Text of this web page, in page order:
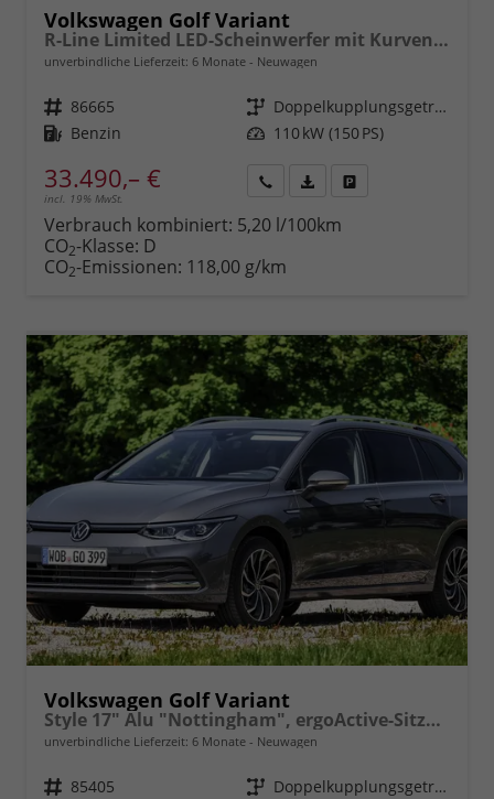
Volkswagen Golf Variant
R-Line Limited LED-Scheinwerfer mit Kurvenlicht, Schlechtwetterscheinwerfer, LED-Beleuchtung des Kühlergrills + Markenlogos vorn, 18 "Leichtmetallfelgen York, Reifen 225/40 R18, Sportsitze, Sportfahrwerk, Abgedunkelte Scheiben, Adaptiver Tempomat ACC, Digital Cockpit P
unverbindliche Lieferzeit: 6 Monate Neuwagen
Fahrzeugnr. 86665 Getriebe
Doppelkupplungsgetriebe (DSG)
Kraftstoff Benzin Leistung 110 kW (150 PS)
33.490,– €
incl. 19% MwSt.
anfordern
Datei,
Verbrauch kombiniert: 5,20 l/100km
CO2-Klasse: D
CO2-Emissionen: 118,00 g/km
Volkswagen Golf Variant
Style 17" Alu "Nottingham", ergoActive-Sitze, Adaptiver Tempomat ACC, Digital Cockpit Pro, LED-Scheinwerfer PLUS, Radio2Discover 12,9" + Wireless App-Connect, Parksensoren vo/hi, Rückfahrkamera, 3-Zonen-Climatronic uvm.
unverbindliche Lieferzeit: 6 Monate Neuwagen
Fahrzeugnr. 85405 Getriebe
Doppelkupplungsgetriebe (DSG)